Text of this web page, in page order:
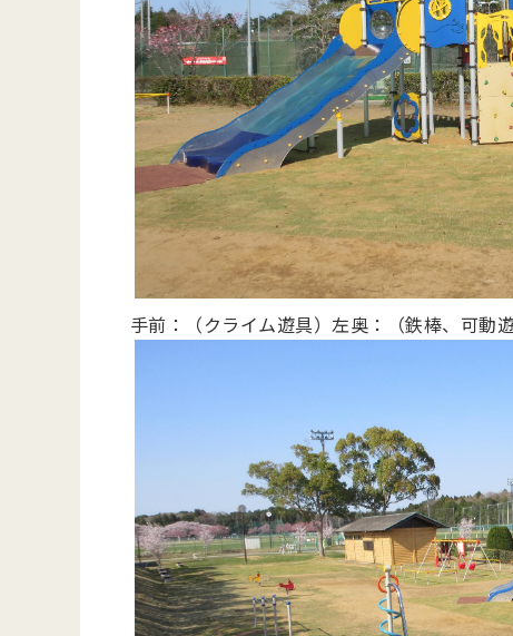
手前：（クライム遊具）左奥：（鉄棒、可動